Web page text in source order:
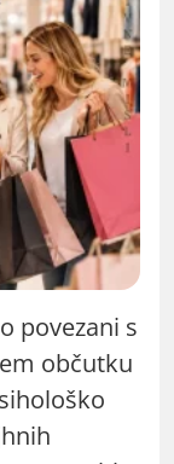
povezani s
občutku